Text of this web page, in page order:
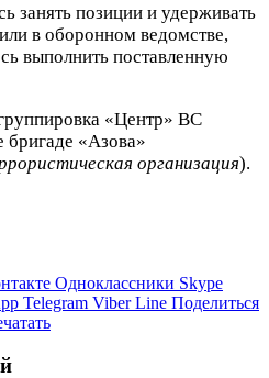
занять позиции и удерживать
в оборонном ведомстве,
выполнить поставленную
«Центр» ВС
бригаде «Азова»
организация).
Одноклассники Skype
Telegram Viber Line Поделиться